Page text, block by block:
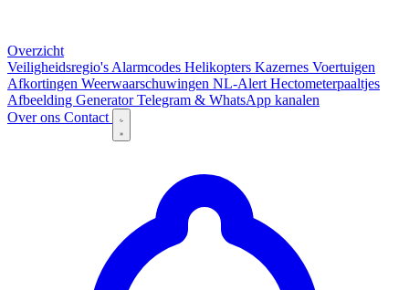
Overzicht
Veiligheidsregio's Alarmcodes Helikopters Kazernes Voertuigen
Afkortingen Weerwaarschuwingen NL-Alert Hectometerpaaltjes
Afbeelding GeneratorTelegram & WhatsApp kanalen
Over ons Contact